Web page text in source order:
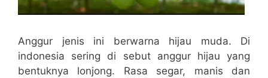
Anggur jenis ini berwarna hijau muda. Di
indonesia sering di sebut anggur hijau yang
bentuknya lonjong. Rasa segar, manis dan